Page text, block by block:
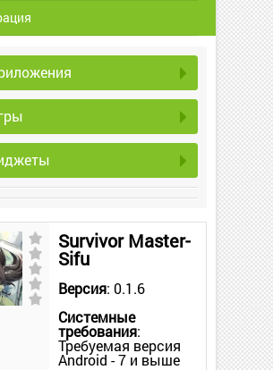
Survivor Master-
Sifu
Версия: 0.1.6
Системные
требования:
Требуемая версия
Android - 7 и выше